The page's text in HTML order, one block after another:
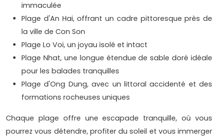
immaculée
Plage d'An Hai, offrant un cadre pittoresque près de
la ville de Con Son
Plage Lo Voi, un joyau isolé et intact
Plage Nhat, une longue étendue de sable doré idéale
pour les balades tranquilles
Plage d'Ong Dung, avec un littoral accidenté et des
formations rocheuses uniques
Chaque plage offre une escapade tranquille, où vous
pourrez vous détendre, profiter du soleil et vous immerger